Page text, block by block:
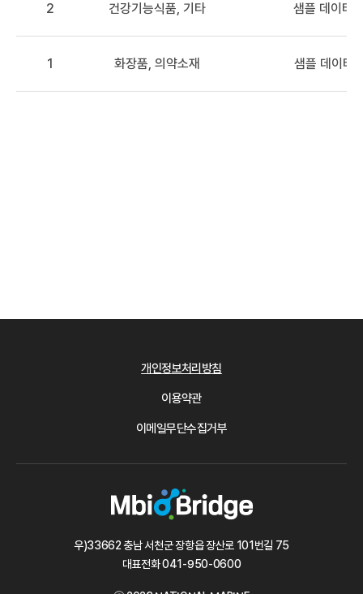
2 건강기능식품, 기타 샘플 데이터2
1 화장품, 의약소재 샘플 데이터1
개인정보처리방침
이용약관
이메일무단수집거부
우)33662 충남 서천군 장항읍 장산로 101번길 75
대표전화041-950-0600